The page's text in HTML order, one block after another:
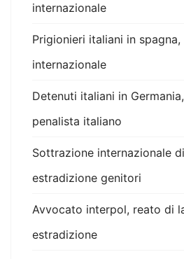
internazionale
Prigionieri italiani in
internazionale
Detenuti italiani in
penalista italiano
Sottrazione internazionale
estradizione genitori
Avvocato interpol, reato di
estradizione